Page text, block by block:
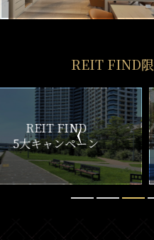
REIT FIND
ン
リア
更新一